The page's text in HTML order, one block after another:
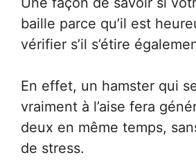
baille parce qu’il est
vérifier s’il s’étire
En effet, un hamster qui
vraiment à l’aise fera
deux en même temps,
de stress.